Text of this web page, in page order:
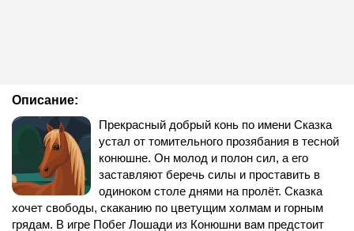
Описание:
Прекрасный добрый конь по имени Сказка
устал от томительного прозябания в тесной
конюшне. Он молод и полон сил, а его
заставляют беречь силы и проставить в
одиноком столе днями на пролёт. Сказка
хочет свободы, скаканию по цветущим холмам и горным
грядам. В игре Побег Лошади из Конюшни вам предстоит